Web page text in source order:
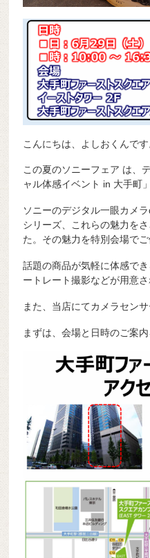
こんにちは、よしおくんです
この夏のソニーフェア は、
ャル体感イベント in 大手町
ソニーのデジタル一眼カメ
シリーズ、これらの魅力を
た。その魅力を特別会場で
話題の商品が気軽に体感で
ートレート撮影などが用意さ
また、当店にてカメラセン
まずは、会場と日時のご案